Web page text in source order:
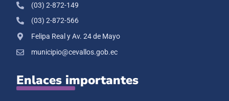
(03) 2-872-149
(03) 2-872-566
Felipa Real y Av. 24 de Mayo
municipio@cevallos.gob.ec
Enlaces importantes